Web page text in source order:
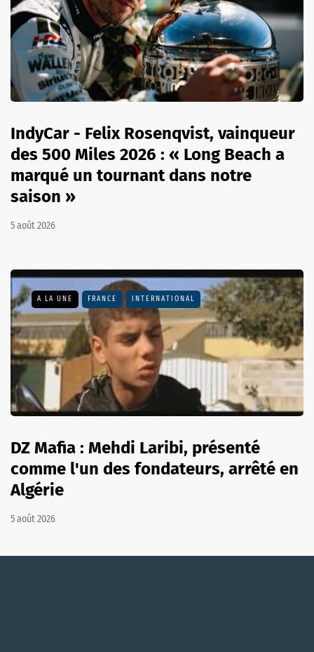
IndyCar - Felix Rosenqvist, vainqueur
des 500 Miles 2026 : « Long Beach a
marqué un tournant dans notre
saison »
5 août 2026
A LA UNE FRANCE INTERNATIONAL
DZ Mafia : Mehdi Laribi, présenté
comme l'un des fondateurs, arrêté en
Algérie
5 août 2026